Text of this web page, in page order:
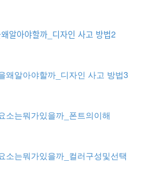
사고 방법2
왜알아야할까_디자인 사고 방법3
소는뭐가있을까_폰트의이해
소는뭐가있을까_컬러구성및선택